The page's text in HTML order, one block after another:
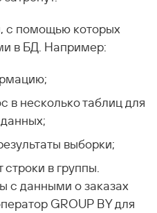
с помощью которых
в БД. Например:
в несколько таблиц для
выборки;
строки в группы.
с данными о заказах
GROUP BY для